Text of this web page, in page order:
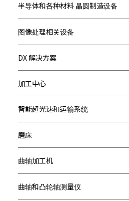
半导体和各种材料 晶圆制造设备
图像处理相关设备
DX 解决方案
加工中心
智能超光速和运输系统
磨床
曲轴加工机
曲轴和凸轮轴测量仪